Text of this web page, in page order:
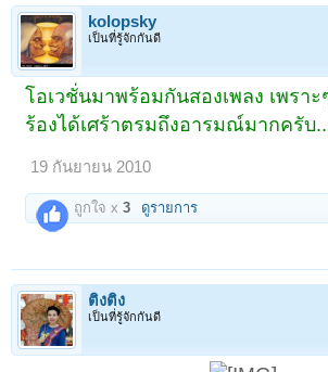
kolopsky
เป็นที่รู้จักกันดี
โอเวชั่นมาพร้อมกันสองเพลง เพรา
ร้องได้เศร้าตรมถึงอารมณ์มากครับ
19 กันยายน 2010
ถูกใจ x3 ดูรายการ
ติงติง
เป็นที่รู้จักกันดี